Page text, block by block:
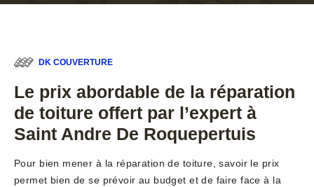
DK COUVERTURE
Le prix abordable de la réparation
de toiture offert par l’expert à
Saint Andre De Roquepertuis
Pour bien mener à la réparation de toiture, savoir le prix
permet bien de se prévoir au budget et de faire face à la